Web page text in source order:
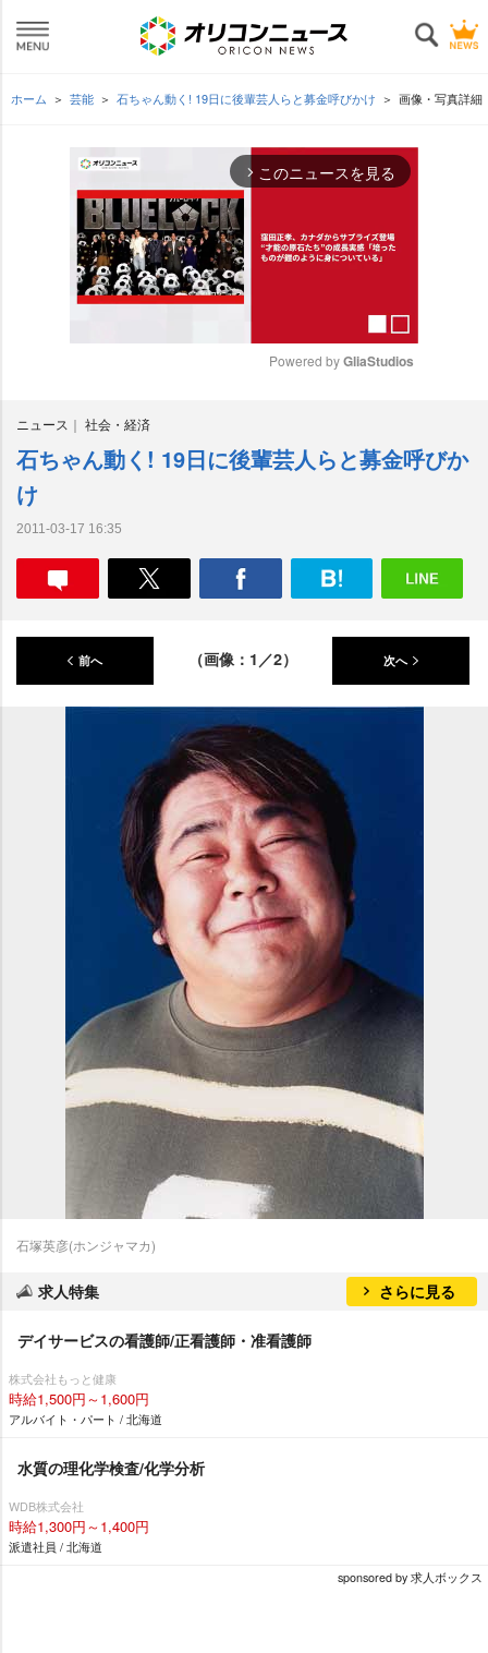
ホーム 芸能 石ちゃん動く! 19日に後輩芸人らと募金呼びかけ 画像・写真詳細
arrow_forward_ios このニュースを見る
e
Powered by GliaStudios
ニュース 社会・経済
石ちゃん動く! 19日に後輩芸人らと募金呼びか
け
2011-03-17 16:35
前へ （画像：1／2） 次へ
石塚英彦(ホンジャマカ)
求人特集 さらに見る
デイサービスの看護師/正看護師・准看護師
株式会社もっと健康
時給1,500円～1,600円
アルバイト・パート / 北海道
水質の理化学検査/化学分析
WDB株式会社
時給1,300円～1,400円
派遣社員 / 北海道
sponsored by 求人ボックス